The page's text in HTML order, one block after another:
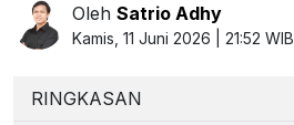
Oleh Satrio Adhy
Kamis, 11 Juni 2026 | 21:52 WIB
RINGKASAN